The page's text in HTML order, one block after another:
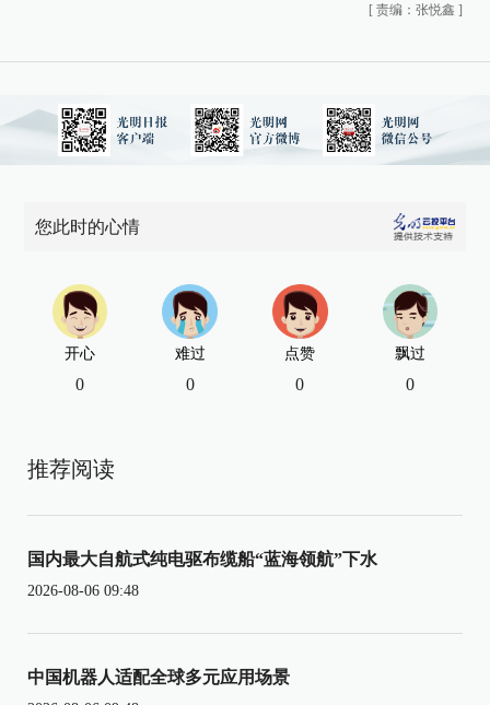
[ 责编：张悦鑫 ]
您此时的心情
开心
0
难过
0
点赞
0
飘过
0
推荐阅读
国内最大自航式纯电驱布缆船“蓝海领航”下水
2026-08-06 09:48
中国机器人适配全球多元应用场景